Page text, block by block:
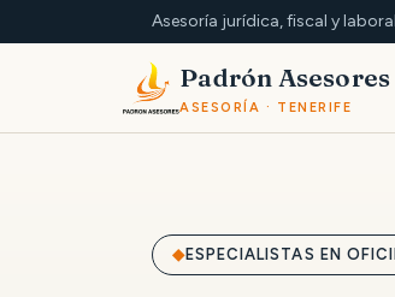
Asesoría jurídica, fiscal y
Padrón Asesores
ASESORÍA · TENERIFE
ESPECIALISTAS EN